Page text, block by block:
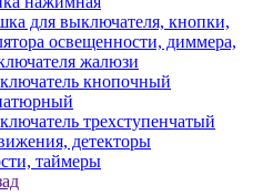
для выключателя, кнопки,
освещенности, диммера,
жалюзи
кнопочный
трехступенчатый
детекторы
таймеры